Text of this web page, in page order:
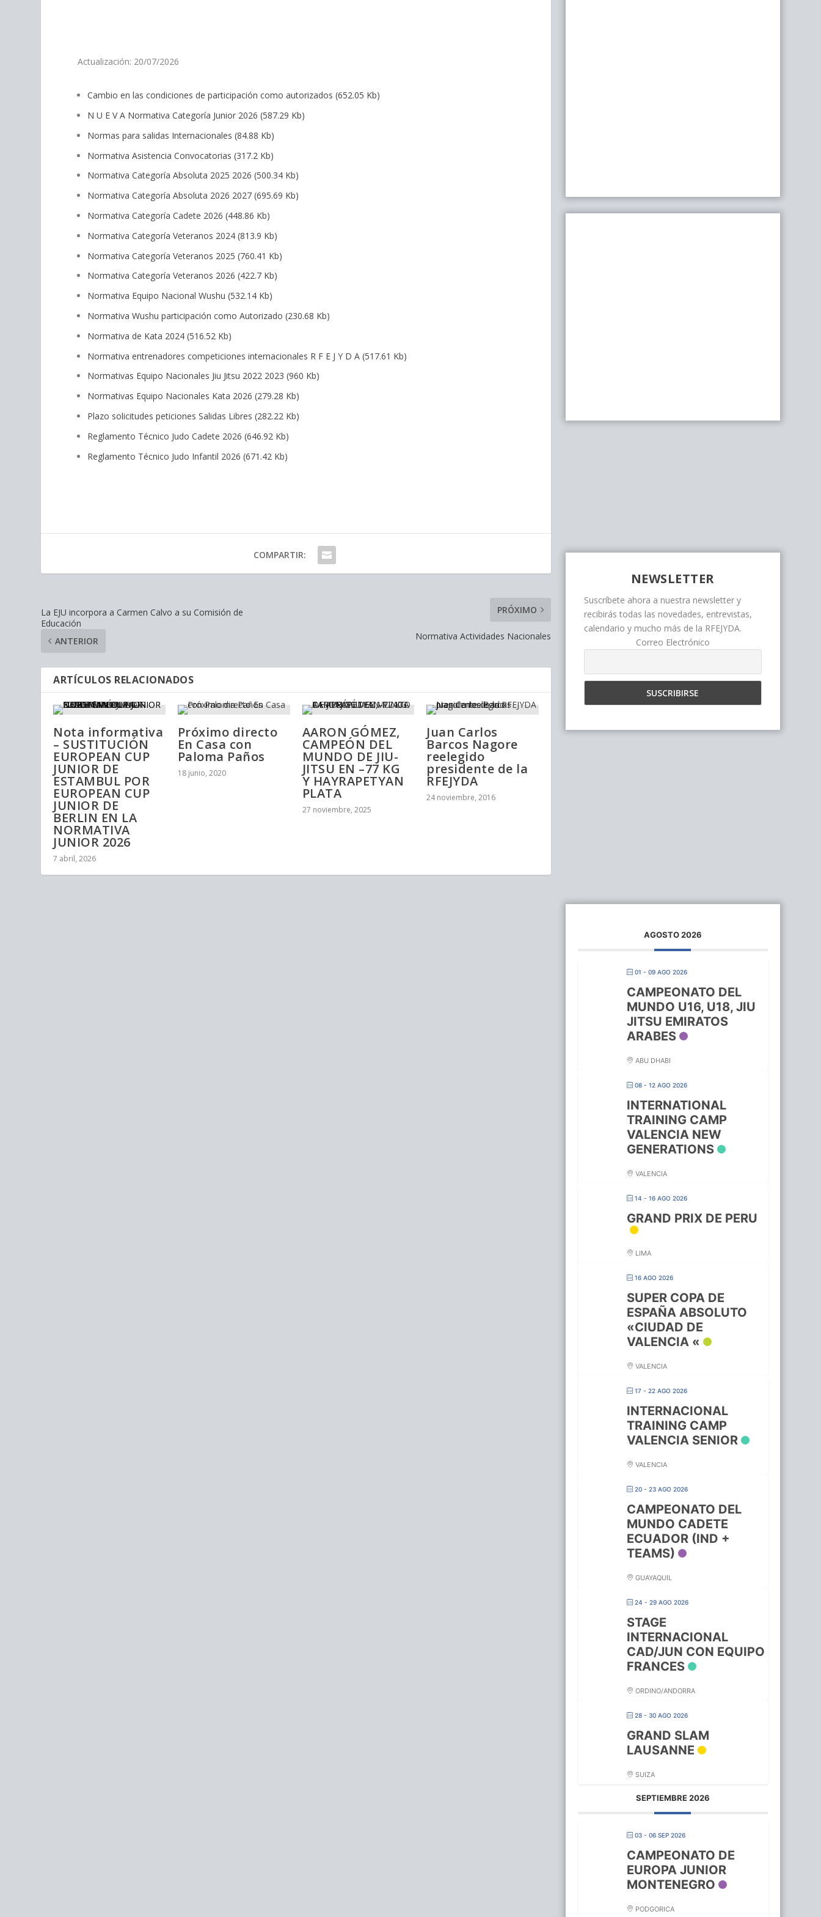
Actualización: 20/07/2026
Cambio en las condiciones de participación como autorizados (652.05 Kb)
N U E V A Normativa Categoría Junior 2026 (587.29 Kb)
Normas para salidas Internacionales (84.88 Kb)
Normativa Asistencia Convocatorias (317.2 Kb)
Normativa Categoría Absoluta 2025 2026 (500.34 Kb)
Normativa Categoría Absoluta 2026 2027 (695.69 Kb)
Normativa Categoría Cadete 2026 (448.86 Kb)
Normativa Categoría Veteranos 2024 (813.9 Kb)
Normativa Categoría Veteranos 2025 (760.41 Kb)
Normativa Categoría Veteranos 2026 (422.7 Kb)
Normativa Equipo Nacional Wushu (532.14 Kb)
Normativa Wushu participación como Autorizado (230.68 Kb)
Normativa de Kata 2024 (516.52 Kb)
Normativa entrenadores competiciones internacionales R F E J Y D A (517.61 Kb)
Normativas Equipo Nacionales Jiu Jitsu 2022 2023 (960 Kb)
Normativas Equipo Nacionales Kata 2026 (279.28 Kb)
Plazo solicitudes peticiones Salidas Libres (282.22 Kb)
Reglamento Técnico Judo Cadete 2026 (646.92 Kb)
Reglamento Técnico Judo Infantil 2026 (671.42 Kb)
COMPARTIR:
La EJU incorpora a Carmen Calvo a su Comisión de
Educación
ANTERIOR
PRÓXIMO
Normativa Actividades Nacionales
ARTÍCULOS RELACIONADOS
Nota informativa
– SUSTITUCIÓN
EUROPEAN CUP
JUNIOR DE
ESTAMBUL POR
EUROPEAN CUP
JUNIOR DE
BERLIN EN LA
NORMATIVA
JUNIOR 2026
7 abril, 2026
Próximo directo
En Casa con
Paloma Paños
18 junio, 2020
AARON GÓMEZ,
CAMPEÓN DEL
MUNDO DE JIU-
JITSU EN –77 KG
Y HAYRAPETYAN
PLATA
27 noviembre, 2025
Juan Carlos
Barcos Nagore
reelegido
presidente de la
RFEJYDA
24 noviembre, 2016
NEWSLETTER
Suscríbete ahora a nuestra newsletter y
recibirás todas las novedades, entrevistas,
calendario y mucho más de la RFEJYDA.
Correo Electrónico
AGOSTO 2026
01 - 09 AGO 2026
CAMPEONATO DEL
MUNDO U16, U18, JIU
JITSU EMIRATOS
ARABES
ABU DHABI
08 - 12 AGO 2026
INTERNATIONAL
TRAINING CAMP
VALENCIA NEW
GENERATIONS
VALENCIA
14 - 16 AGO 2026
GRAND PRIX DE PERU
LIMA
16 AGO 2026
SUPER COPA DE
ESPAÑA ABSOLUTO
«CIUDAD DE
VALENCIA «
VALENCIA
17 - 22 AGO 2026
INTERNACIONAL
TRAINING CAMP
VALENCIA SENIOR
VALENCIA
20 - 23 AGO 2026
CAMPEONATO DEL
MUNDO CADETE
ECUADOR (IND +
TEAMS)
GUAYAQUIL
24 - 29 AGO 2026
STAGE
INTERNACIONAL
CAD/JUN CON EQUIPO
FRANCES
ORDINO/ANDORRA
28 - 30 AGO 2026
GRAND SLAM
LAUSANNE
SUIZA
SEPTIEMBRE 2026
03 - 06 SEP 2026
CAMPEONATO DE
EUROPA JUNIOR
MONTENEGRO
PODGORICA